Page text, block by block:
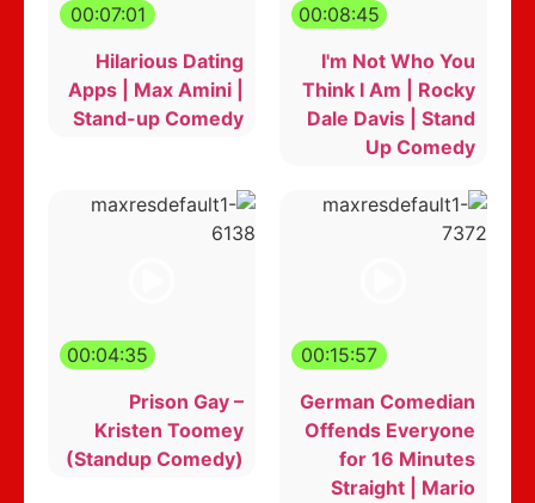
00:08:45
I'm Not Who You
Think I Am | Rocky
Dale Davis | Stand
Up Comedy
00:07:01
Hilarious Dating
Apps | Max Amini |
Stand-up Comedy
00:15:57
German Comedian
Offends Everyone
for 16 Minutes
Straight | Mario
00:04:35
Prison Gay –
Kristen Toomey
(Standup Comedy)